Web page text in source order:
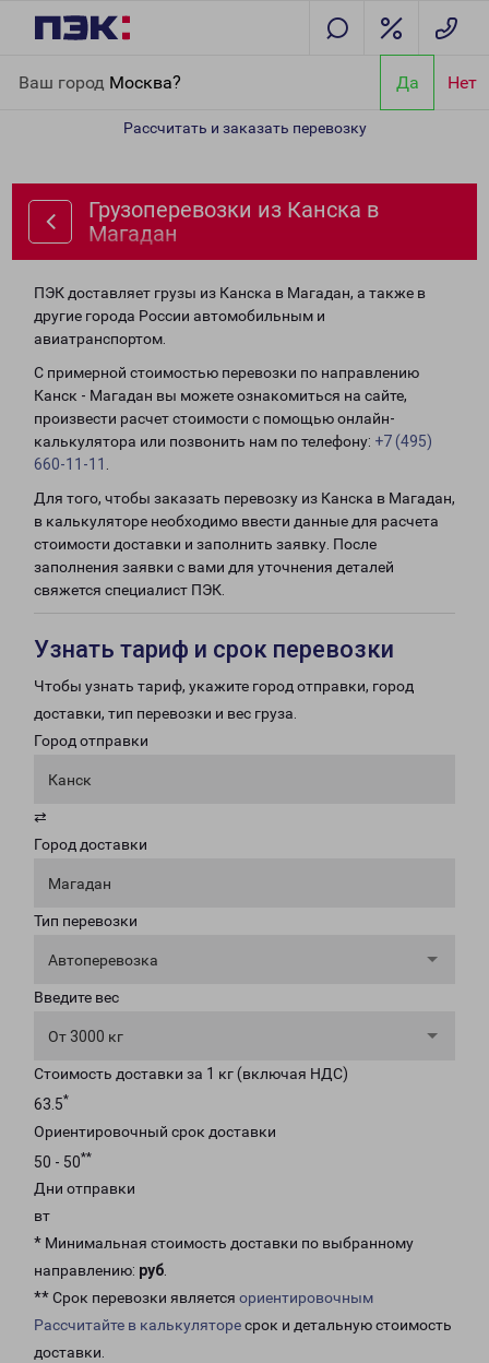
Ваш город Москва? Да Нет
Рассчитать и заказать перевозку
Грузоперевозки из Канска в
Магадан
ПЭК доставляет грузы из Канска в Магадан, а также в
другие города России автомобильным и
авиатранспортом.
С примерной стоимостью перевозки по направлению
Канск - Магадан вы можете ознакомиться на сайте,
произвести расчет стоимости с помощью онлайн-
калькулятора или позвонить нам по телефону: +7 (495)
660-11-11
Для того, чтобы заказать перевозку из Канска в Магадан,
в калькуляторе необходимо ввести данные для расчета
стоимости доставки и заполнить заявку. После
заполнения заявки с вами для уточнения деталей
свяжется специалист ПЭК.
Узнать тариф и срок перевозки
Чтобы узнать тариф, укажите город отправки, город
доставки, тип перевозки и вес груза.
Город отправки
Канск
⇄
Город доставки
Магадан
Тип перевозки
Автоперевозка
Введите вес
От 3000 кг
Стоимость доставки за 1 кг (включая НДС)
63.5*
Ориентировочный срок доставки
50 - 50**
Дни отправки
вт
* Минимальная стоимость доставки по выбранному
направлению: руб.
** Срок перевозки является ориентировочным
Рассчитайте в калькуляторесрок и детальную стоимость
доставки.